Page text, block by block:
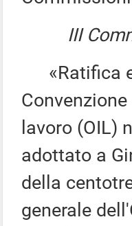
III
«Ratifica
lavoro (OIL)
adottato a
della
generale